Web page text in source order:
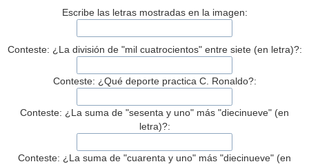
Escribe las letras mostradas en la imagen:
Conteste: ¿La división de "mil cuatrocientos" entre siete (en letra)?:
Conteste: ¿Qué deporte practica C. Ronaldo?:
Conteste: ¿La suma de "sesenta y uno" más "diecinueve" (en
letra)?:
Conteste: ¿La suma de "cuarenta y uno" más "diecinueve" (en